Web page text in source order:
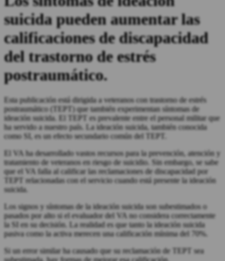
suicida pueden aumentar las
calificaciones de discapacidad
del trastorno de estrés
postraumático.
Esta publicación está dirigida a veteranos con trastorno de estrés
postraumático (TEPT) que también experimentan síntomas de
ideación suicida. El TEPT es prevalente entre el personal militar que
ha servido a nuestro país. La ideación suicida, también conocida
como SI, es un efecto secundario común del TEPT.
El VA ha desarrollado vastos recursos para la prevención, atención y
tratamiento de veteranos en riesgo de suicidio. Sin embargo, se sabe
que el VA falla al calificar las reclamaciones de discapacidad por
TEPT relacionadas con el servicio cuando está presente la ideación
suicida.
Los signos y síntomas de la ideación suicida son subestimados o
pasados por alto si el evaluador del VA no considera correctamente
la SI en su decisión. La realidad es que tanto la ideación suicida
pasiva como la activa merecen una calificación mínima del 70%.
Si un error similar ha causado que su reclamación de TEPT sea